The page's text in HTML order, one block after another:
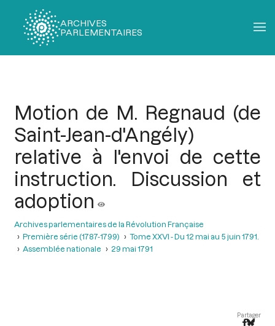
ARCHIVES
PARLEMENTAIRES
Motion de M. Regnaud (de
Saint-Jean-d'Angély)
relative à l'envoi de cette
instruction. Discussion et
adoption
Archives parlementaires de la Révolution Française
Première série (1787-1799)
Tome XXVI - Du 12 mai au 5 juin 1791.
Assemblée nationale
29 mai 1791
Partager